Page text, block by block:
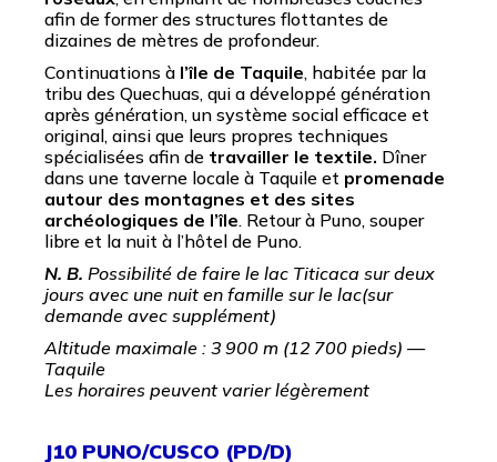
afin de former des structures flottantes de
dizaines de mètres de profondeur.
Continuations à l’île de Taquile, habitée par la
tribu des Quechuas, qui a développé génération
après génération, un système social efficace et
original, ainsi que leurs propres techniques
spécialisées afin de travailler le textile. Dîner
dans une taverne locale à Taquile et promenade
autour des montagnes et des sites
archéologiques de l’île. Retour à Puno, souper
libre et la nuit à l’hôtel de Puno.
N. B. Possibilité de faire le lac Titicaca sur deux
jours avec une nuit en famille sur le lac(sur
demande avec supplément)
Altitude maximale : 3 900 m (12 700 pieds) —
Taquile
Les horaires peuvent varier légèrement
J10 PUNO/CUSCO (PD/D)